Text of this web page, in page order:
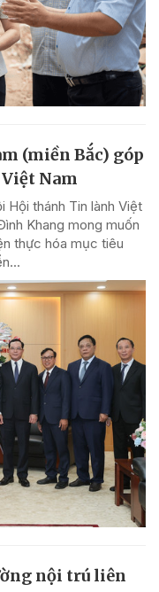
(miền Bắc) góp
Nam
Hội thánh Tin lành Việt
Khang mong muốn
thực hóa mục tiêu
nội trú liên